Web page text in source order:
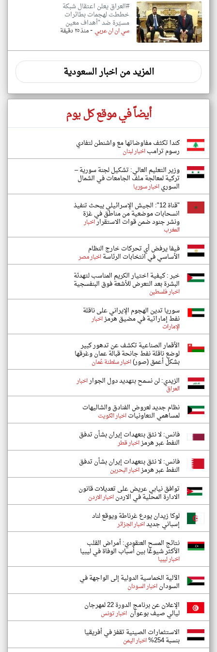
#العراق يعلن اعتقال شبكة
خططت لهجمات بطائرات
مسيّرة ضد "أهداف معين
سي ان ان عربي -منذ ٢٥ دقيقة
المزيد من اخبار السعودية
أيضاً في موقع كل يوم
كندا تكثف مفاوضاتها مع واشنطن لتفادي
رسوم ترامباخبار لبنان
وزير التعليم العالي: تشكيل لجنة سورية –
تركية لمعالجة ملف الجامعات في الشمال
السورياخبار سوريا
"قناة 12": الجيش الإسرائيلي يبحث تنفيذ
انسحابات موضعية من مناطق في غزة
ونشر جنود ضمن قوات الاستقراراخبار
المغرب
فيفا يرفض أي تحركات خارج النظام
الأساسي في انتخابات الرئاسةاخبار مصر
خبر : كيفية اختيار الكريم المناسب لتهدئة
البشرة بعد التعرض للأشعة فوق البنفسجية
اخبار فلسطين
سوريا تدين الهجوم الإيراني على ناقلة
نفط إماراتية في مضيق هرمزاخبار
الإمارات
الأقمار الصناعية تكشف عن تدهور كبير
لوضع ناقلة نفط جانحة قبالة عمان وغرقها
بشكل أعمق (صور)اخبار سلطنة عُمان
الزيدي: لن نسمح بتهديد دول الجواراخبار
العراق
نظام جديد لعروض الفنادق والشاليهات
لمساهمي التعاونياتاخبار الكويت
فانس: لا نثق بتعهدات إيران بشأن تدفق
النفط عبر هرمزاخبار قطر
فانس: لا نثق بتعهدات إيران بشأن تدفق
النفط عبر هرمزاخبار البحرين
توافق نيابي عريض على تعديلات قانون
الادارة المحلية في الاردناخبار الاردن
لوكا زيدان يودع غرناطة ويوقع لناد
إسباني جديداخبار الجزائر
نتائج المسح العنقودي: أمراض القلب
الأكثر شيوعًا بين أسباب الوفاة في ليبيا
اخبار ليبيا
الآلية الخماسية الدولية إلى الواجهة في
السوداناخبار السودان
الإعلان عن برنامج الدورة 22 لمهرجان
ليالي صيف بوعوان اخبار تونس
الاستثمارات الصينية تقفز في أفريقيا
بنسبة 254% اخبار اليمن